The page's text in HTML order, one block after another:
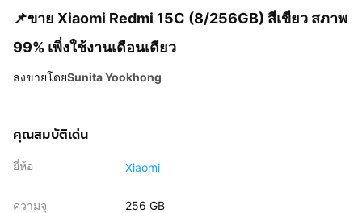
📌ขาย Xiaomi Redmi 15C (8/256GB) สีเขียว สภาพ
99% เพิ่งใช้งานเดือนเดียว
ลงขายโดยSunita Yookhong
คุณสมบัติเด่น
ยี่ห้อ Xiaomi
ความจุ 256 GB